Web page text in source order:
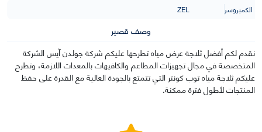
الكمبروسر
ZEL
وصف قصير
نقدم لكم أفضل ثلاجة عرض مياه تطرحها عليكم شركة جولدن آيس الشركة
المتخصصة في مجال تجهيزات المطاعم والكافيهات بالمعدات اللازمة، وتطرح
عليكم ثلاجة مياه توب كونتر التي تتمتع بالجودة العالية مع القدرة على حفظ
المنتجات لأطول فترة ممكنة.